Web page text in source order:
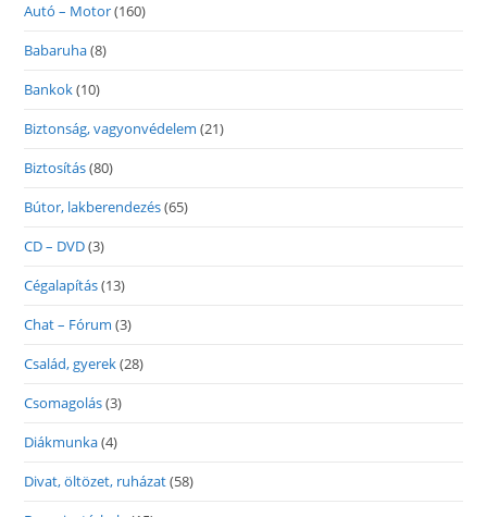
Autó – Motor(160)
Babaruha(8)
Bankok(10)
Biztonság, vagyonvédelem (21)
Biztosítás(80)
Bútor, lakberendezés(65)
CD – DVD(3)
Cégalapítás(13)
Chat – Fórum (3)
Család, gyerek(28)
Csomagolás(3)
Diákmunka(4)
Divat, öltözet, ruházat(58)